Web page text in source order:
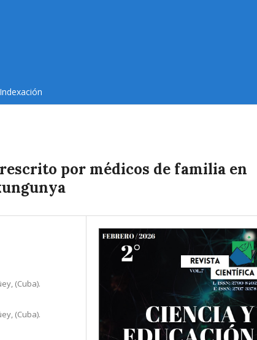
por médicos de familia en
(Cuba).
(Cuba).